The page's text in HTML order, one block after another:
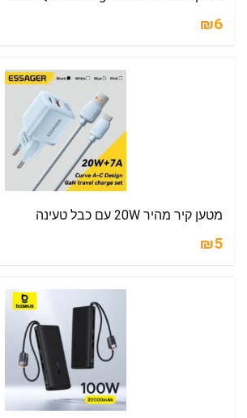
₪6
מטען קיר מהיר 20W עם כבל טעינה
₪5